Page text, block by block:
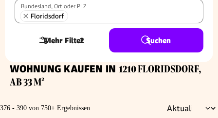
Bundesland, Ort oder PLZ
Floridsdorf
Mehr Filter
2 Suchen
WOHNUNG KAUFEN IN 1210 FLORIDSDORF,
AB 33 M²
376 - 390 von 750+ Ergebnissen